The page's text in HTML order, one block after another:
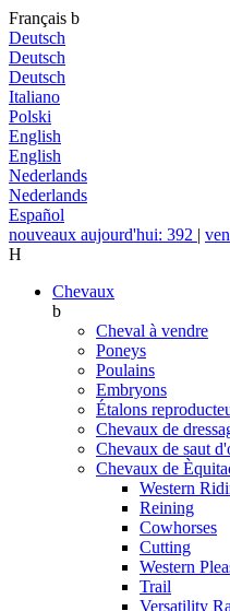
Français b
Deutsch
Deutsch
Deutsch
Italiano
Polski
English
English
Nederlands
Nederlands
Español
nouveaux aujourd'hui: 392 |
H
Chevaux
b
Cheval à vendre
Poneys
Poulains
Embryons
Étalons
Chevaux de
Chevaux de saut
Chevaux de
Western
Reining
Cowhorses
Cutting
Western
Trail
Versatility